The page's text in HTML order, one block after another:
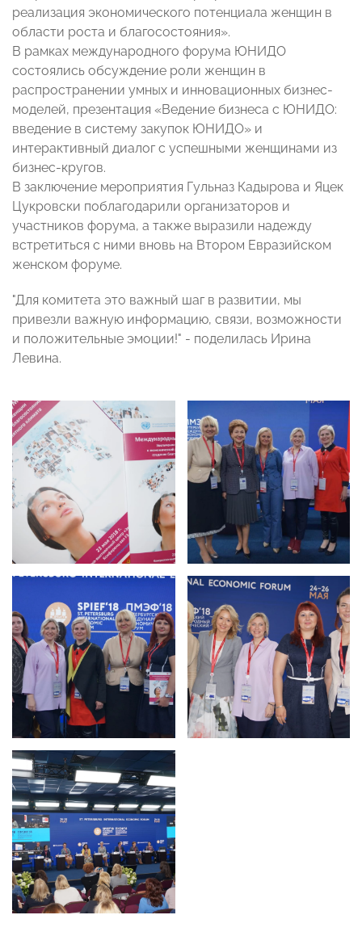
реализация экономического потенциала женщин в
области роста и благосостояния».
В рамках международного форума ЮНИДО
состоялись обсуждение роли женщин в
распространении умных и инновационных бизнес-
моделей, презентация «Ведение бизнеса с ЮНИДО:
введение в систему закупок ЮНИДО» и
интерактивный диалог с успешными женщинами из
бизнес-кругов.
В заключение мероприятия Гульназ Кадырова и Яцек
Цукровски поблагодарили организаторов и
участников форума, а также выразили надежду
встретиться с ними вновь на Втором Евразийском
женском форуме.
"Для комитета это важный шаг в развитии, мы
привезли важную информацию, связи, возможности
и положительные эмоции!" - поделилась Ирина
Левина.